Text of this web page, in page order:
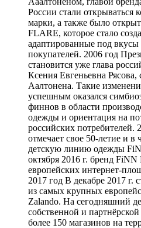
России стали открываться
марки, а также было
FLARE, которое стало
адаптированные под
покупателей. 2006 год
становится уже глава
Ксения Евгеньевна
Аалтонена. Такие
успешным оказался
финнов в области
одежды и ориентация на
российских потребителей.
отмечает свое 50-летие и в
детскую линию одежды
октября 2016 г. бренд
европейских интернет-
2017 год В декабре 2017 г.
из самых крупных
Zalando. На сегодняшний
собственной и
более 150 магазинов на